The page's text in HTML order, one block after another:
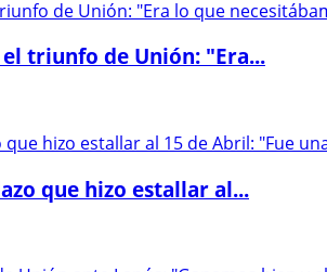
triunfo de Unión: "Era...
que hizo estallar al...